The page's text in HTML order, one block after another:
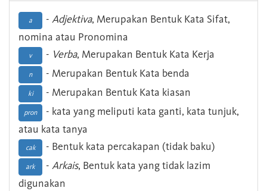
a - Adjektiva, Merupakan Bentuk Kata Sifat,
nomina atau Pronomina
v - Verba, Merupakan Bentuk Kata Kerja
n - Merupakan Bentuk Kata benda
ki - Merupakan Bentuk Kata kiasan
pron
- kata yang meliputi kata ganti, kata tunjuk,
atau kata tanya
cak - Bentuk kata percakapan (tidak baku)
ark - Arkais, Bentuk kata yang tidak lazim
digunakan